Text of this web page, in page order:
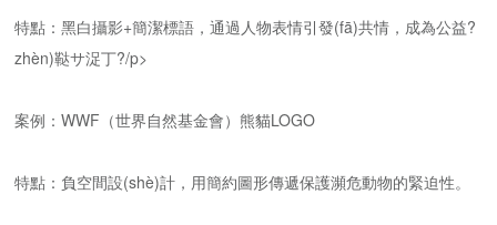
特點：黑白攝影+簡潔標語，通過人物表情引發(fā)共情，成為公益?
zhèn)鞑サ浞丁?/p>
案例：WWF（世界自然基金會）熊貓LOGO
特點：負空間設(shè)計，用簡約圖形傳遞保護瀕危動物的緊迫性。